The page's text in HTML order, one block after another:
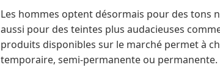
Les hommes optent désormais pour des tons
aussi pour des teintes plus audacieuses
produits disponibles sur le marché permet à
temporaire, semi-permanente ou permanente.